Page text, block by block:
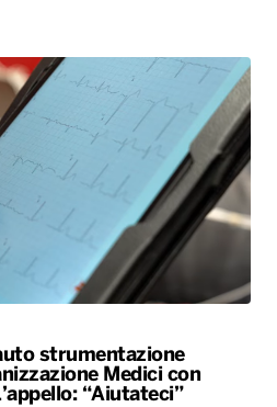
strumentazione
Medici con
“Aiutateci”